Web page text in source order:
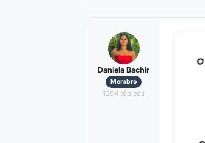
Daniela Bachir
Membro
1294 tópicos